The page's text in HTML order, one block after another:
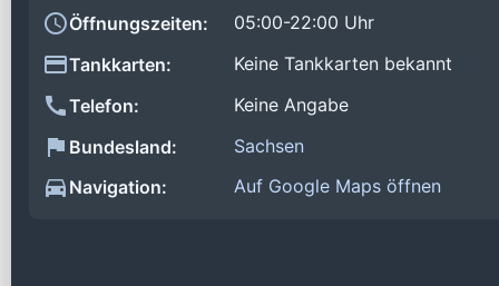
Öffnungszeiten:
05:00-22:00 Uhr
Tankkarten:
Keine Tankkarten bekannt
Telefon:
Keine Angabe
Bundesland:
Sachsen
Navigation:
Auf Google Maps öffnen